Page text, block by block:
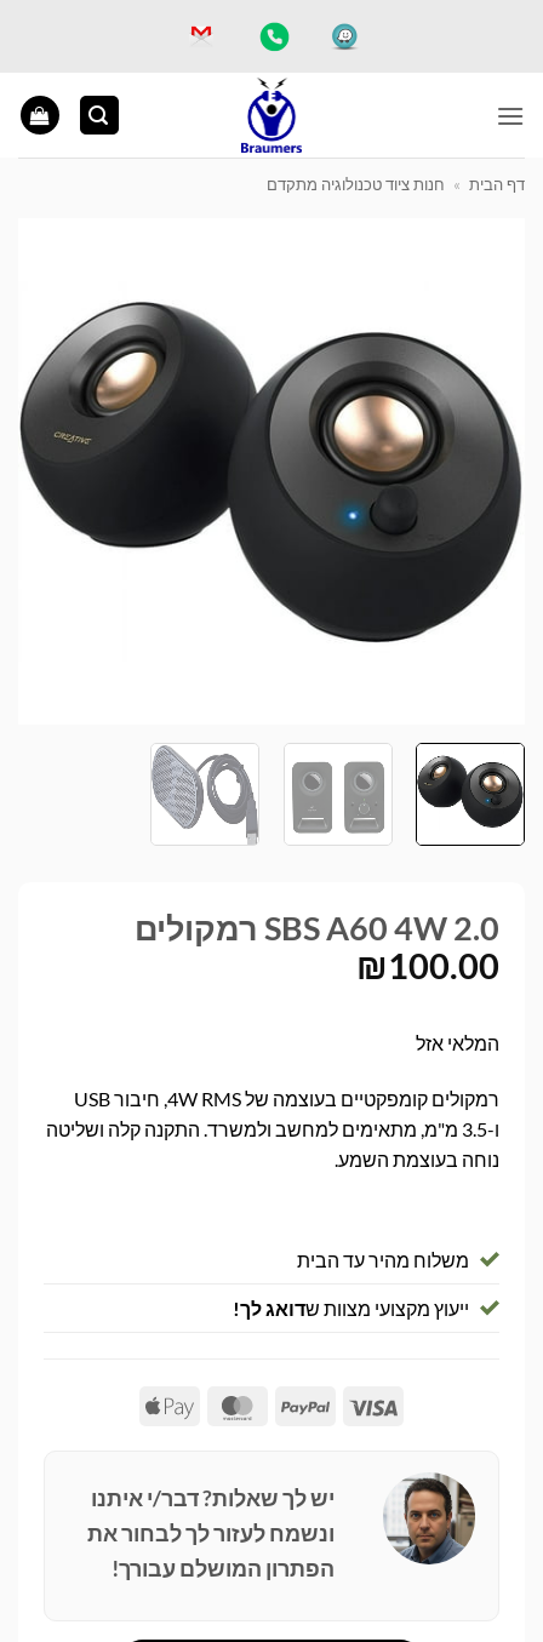
דף הבית » חנות ציוד טכנולוגיה מתקדם
SBS A60 4W 2.0 רמקולים
₪100.00
המלאי אזל
רמקולים קומפקטיים בעוצמה של 4W RMS, חיבור USB
ו-3.5 מ"מ, מתאימים למחשב ולמשרד. התקנה קלה ושליטה
נוחה בעוצמת השמע.
משלוח מהיר עד הבית
ייעוץ מקצועי מצוות שדואג לך!
Visa
PayPal
MasterCard
Apple
יש לך שאלות? דבר/י איתנו
ונשמח לעזור לך לבחור את
הפתרון המושלם עבורך!